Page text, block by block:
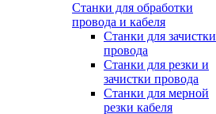
Станки для обработки
провода и кабеля
Станки для зачистки
провода
Станки для резки и
зачистки провода
Станки для мерной
резки кабеля